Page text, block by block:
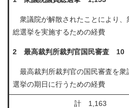
衆議院が解散されたことにより、
総選挙を実施するための経費
2 最高裁判所裁判官国民審査 10
最高裁判所裁判官の国民審査を衆
選挙の期日に行うための経費
計 1,163